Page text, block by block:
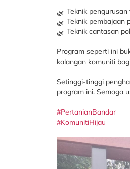
Teknik
Teknik pembajaan
Teknik cantasan
Program seperti ini
kalangan komuniti
Setinggi-tinggi
program ini. Semoga
#PertanianBandar
#KomunitiHijau